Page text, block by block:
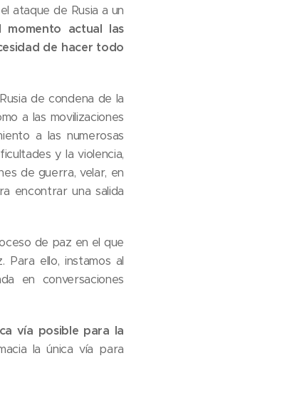
ataque de Rusia a un
momento actual las
de hacer todo
de condena de la
a las movilizaciones
a las numerosas
y la violencia,
de guerra, velar, en
encontrar una salida
de paz en el que
Para ello, instamos al
en conversaciones
vía posible para la
la única vía para